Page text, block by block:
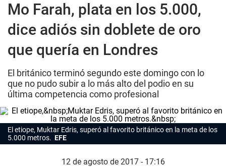
Mo Farah, plata en los 5.000,
dice adiós sin doblete de oro
que quería en Londres
El británico terminó segundo este domingo con lo
que no pudo subir a lo más alto del podio en su
última competencia como profesional
El etiope, Muktar Edris, superó al favorito británico en la meta de los
5.000 metros. EFE
12 de agosto de 2017 - 17:16